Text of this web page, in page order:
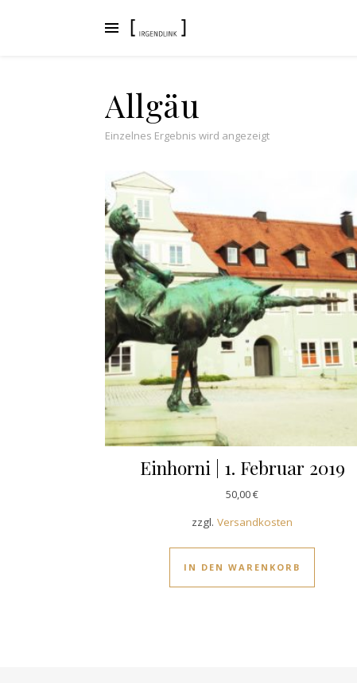
Allgäu
Einzelnes Ergebnis wird angezeigt
Einhorni | 1. Februar 2019
50,00€
zzgl.Versandkosten
IN DEN WARENKORB